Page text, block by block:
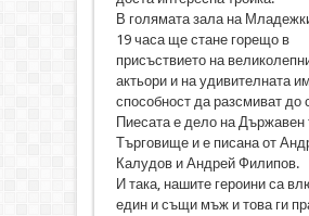
В голямата зала на
19 часа ще стане горещо в
присъствието на
актьори и на удивителната им
способност да разсмиват до
Пиесата е дело на Държавен
Търговище и е писана от
Калудов и Андрей Филипов.
И така, нашите героини са
един и същи мъж и това ги